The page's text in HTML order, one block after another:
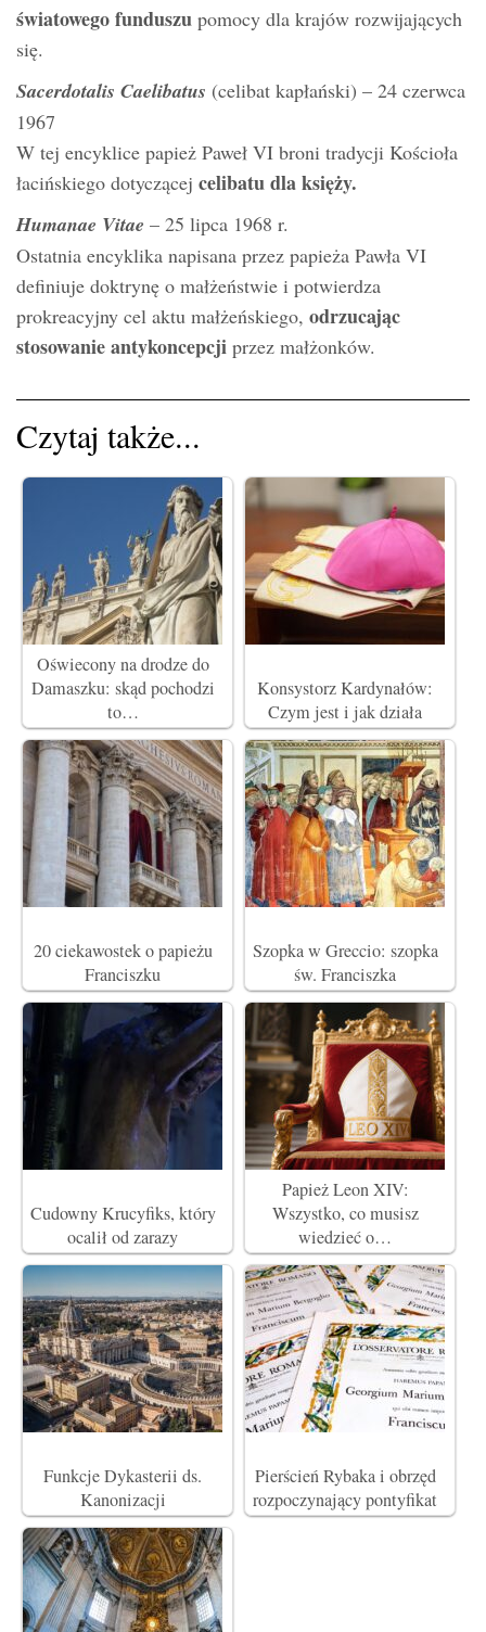
światowego funduszu pomocy dla krajów rozwijających
się.
Sacerdotalis Caelibatus (celibat kapłański) – 24 czerwca
1967
W tej encyklice papież Paweł VI broni tradycji Kościoła
łacińskiego dotyczącej celibatu dla księży.
Humanae Vitae – 25 lipca 1968 r.
Ostatnia encyklika napisana przez papieża Pawła VI
definiuje doktrynę o małżeństwie i potwierdza
prokreacyjny cel aktu małżeńskiego, odrzucając
stosowanie antykoncepcji przez małżonków.
Czytaj także...
Oświecony na drodze do
Damaszku: skąd pochodzi
to…
Konsystorz Kardynałów:
Czym jest i jak działa
20 ciekawostek o papieżu
Franciszku
Szopka w Greccio: szopka
św. Franciszka
Cudowny Krucyfiks, który
ocalił od zarazy
Papież Leon XIV:
Wszystko, co musisz
wiedzieć o…
Funkcje Dykasterii ds.
Kanonizacji
Pierścień Rybaka i obrzęd
rozpoczynający pontyfikat